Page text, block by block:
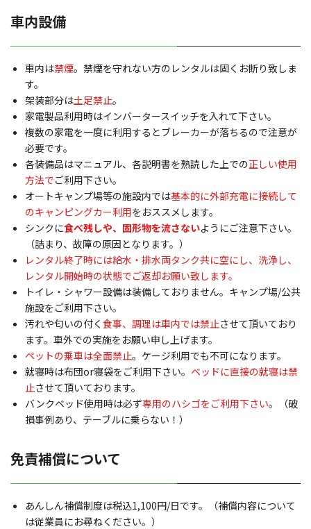
車内設備
車内は禁煙。禁煙を守れない方のレンタルは固くお断り致しま
す。
架装部分は土足禁止。
家電製品利用時はインバータースイッチを入れて下さい。
複数の家電を一度に利用するとブレーカーが落ちるので注意が
必要です。
各装備品はマニュアル、各説明書を熟読した上での正しい使用
方法でご利用下さい。
オートキャンプ場等の施設内では基本的に外部充電に接続して
のキャンピングカー利用をおススメします。
シンクに食べ残しや、固形物を流さないようにご注意下さい。
（詰まり、故障の原因となります。）
レンタル終了時には給水・排水両タンク共に空にし、洗浄し、
レンタル開始時の状態でご返却お願い致します。
トイレ・シャワー設備は装備しておりません。キャンプ場/公共
施設をご利用下さい。
汚れや匂いの付く 食事、調理は車内では禁止させて頂いており
ます。車外での実施をお願い申し上げます。
ペットの乗車は全面禁止。ケージ利用でも不可になります。
就寝時は布団or寝袋をご利用下さい。 ベッドに直接の就寝は禁
止させて頂いております。
バンクベッド使用時は必ず専用のハシゴをご利用下さい。（破
損事例あり、テーブルに乗らない！）
免責補償について
あんしん補償制度は税込1,100円/日です。（補償内容について
は従業員にお尋ねください。）